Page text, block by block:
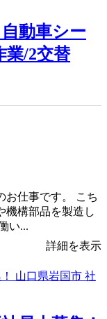
自動車シー
業/2交替
お仕事です。 こち
機構部品を製造し
い...
詳細を表示